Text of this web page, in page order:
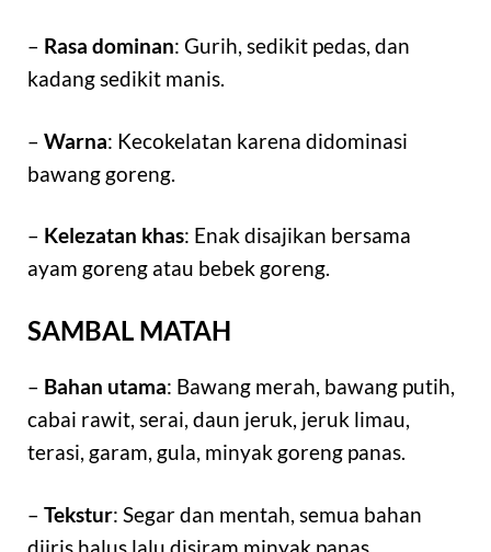
– Rasa dominan: Gurih, sedikit pedas, dan
kadang sedikit manis.
– Warna: Kecokelatan karena didominasi
bawang goreng.
– Kelezatan khas: Enak disajikan bersama
ayam goreng atau bebek goreng.
SAMBAL MATAH
– Bahan utama: Bawang merah, bawang putih,
cabai rawit, serai, daun jeruk, jeruk limau,
terasi, garam, gula, minyak goreng panas.
– Tekstur: Segar dan mentah, semua bahan
diiris halus lalu disiram minyak panas.